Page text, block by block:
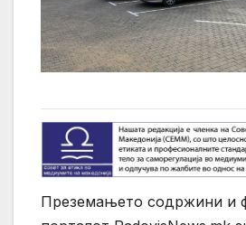
Преземањето содржини и